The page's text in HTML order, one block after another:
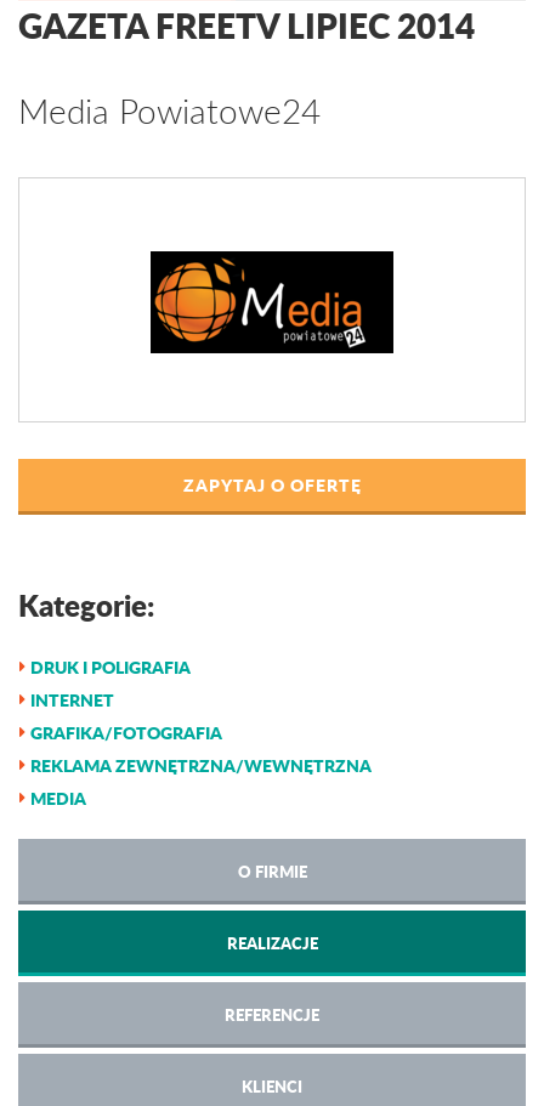
GAZETA FREETV LIPIEC 2014
Media Powiatowe24
ZAPYTAJ O OFERTĘ
Kategorie:
DRUK I POLIGRAFIA
INTERNET
GRAFIKA/FOTOGRAFIA
REKLAMA ZEWNĘTRZNA/WEWNĘTRZNA
MEDIA
O FIRMIE
REALIZACJE
REFERENCJE
KLIENCI